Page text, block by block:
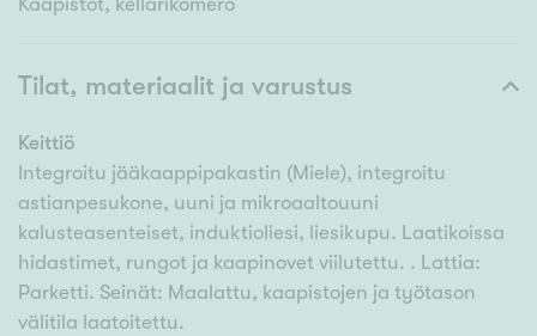
Tilat, materiaalit ja varustus
Keittiö
Integroitu jääkaappipakastin (Miele), integroitu
astianpesukone, uuni ja mikroaaltouuni
kalusteasenteiset, induktioliesi, liesikupu. Laatikoissa
hidastimet, rungot ja kaapinovet viilutettu. . Lattia:
Parketti. Seinät: Maalattu, kaapistojen ja työtason
välitila laatoitettu.